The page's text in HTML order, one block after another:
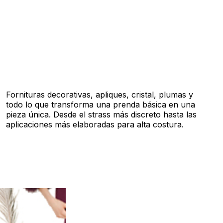
Fornituras decorativas, apliques, cristal, plumas y
todo lo que transforma una prenda básica en una
pieza única. Desde el strass más discreto hasta las
aplicaciones más elaboradas para alta costura.